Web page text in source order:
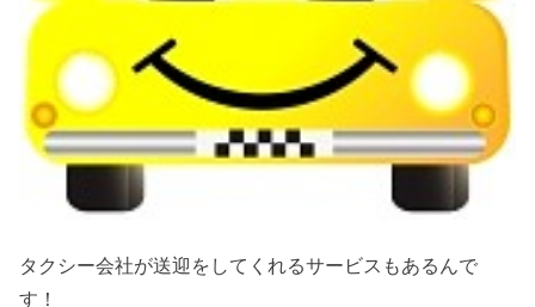
タクシー会社が送迎をしてくれるサービスもあるんで
す！